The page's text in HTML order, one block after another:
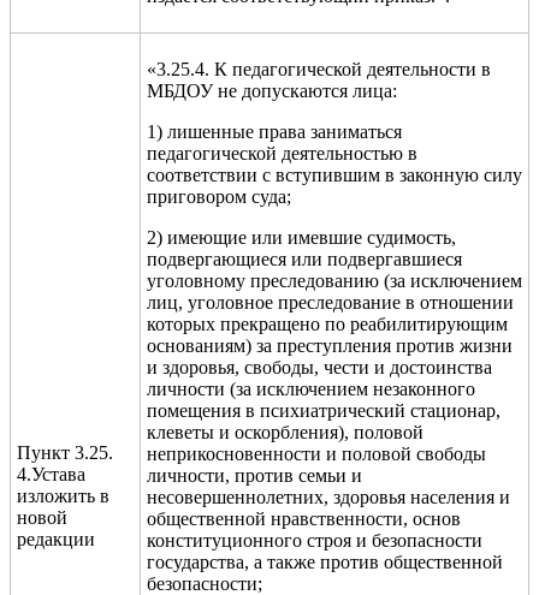
Пункт 3.25.
4.Устава
изложить в
новой
редакции
«3.25.4. К педагогической деятельности в
МБДОУ не допускаются лица:
1) лишенные права заниматься
педагогической деятельностью в
соответствии с вступившим в законную силу
приговором суда;
2) имеющие или имевшие судимость,
подвергающиеся или подвергавшиеся
уголовному преследованию (за исключением
лиц, уголовное преследование в отношении
которых прекращено по реабилитирующим
основаниям) за преступления против жизни
и здоровья, свободы, чести и достоинства
личности (за исключением незаконного
помещения в психиатрический стационар,
клеветы и оскорбления), половой
неприкосновенности и половой свободы
личности, против семьи и
несовершеннолетних, здоровья населения и
общественной нравственности, основ
конституционного строя и безопасности
государства, а также против общественной
безопасности;